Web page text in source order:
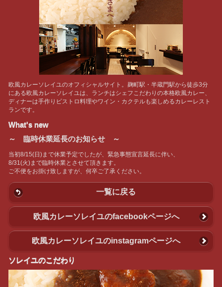
欧風カレーソレイユのオフィシャルサイト。麹町駅・半蔵門駅から徒歩3分
にある欧風カレーソレイユは、ランチはシェフこだわりの本格欧風カレー、
ディナーは手作りビストロ料理やワイン・カクテルも楽しめるカレーレスト
ランです。
What's new
～ 臨時休業延長のお知らせ ～
当初8/15(日)まで休業予定でしたが、緊急事態宣言延長に伴い、
8/31(火)まで臨時休業とさせて頂きます。
ご不便をお掛け致しますが、何卒ご了承ください。
一覧に戻る
欧風カレーソレイユのfacebookページへ
欧風カレーソレイユのinstagramページへ
ソレイユのこだわり